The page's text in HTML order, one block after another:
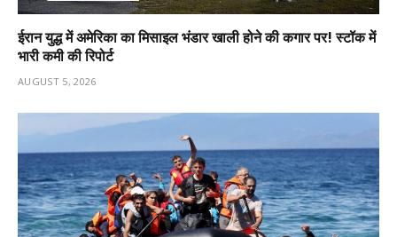
ईरान युद्ध में अमेरिका का मिसाइल भंडार खाली होने की कगार पर! स्टॉक में
भारी कमी की रिपोर्ट
AUGUST 5, 2026